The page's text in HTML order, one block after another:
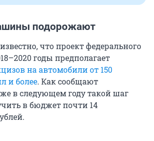
подорожают
что проект федерального
годы предполагает
на автомобили от 150
и более. Как сообщают
в следующем году такой шаг
в бюджет почти 14